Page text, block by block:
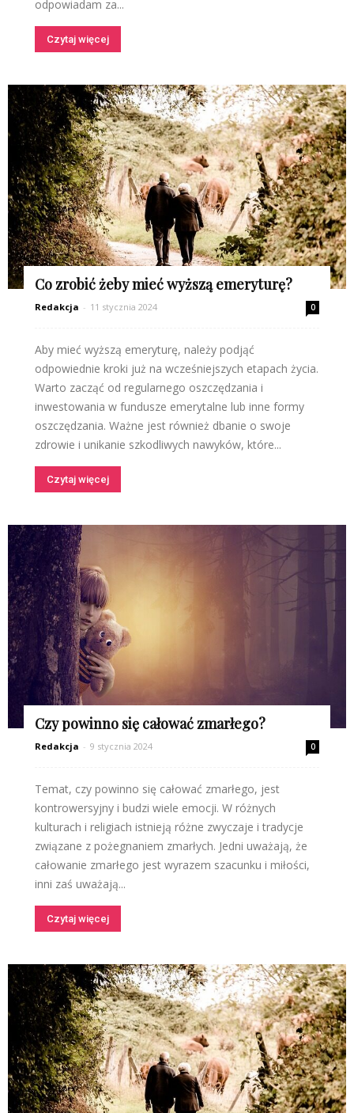
odpowiadam za...
Czytaj więcej
Co zrobić żeby mieć wyższą emeryturę?
Redakcja - 11 stycznia 2024 0
Aby mieć wyższą emeryturę, należy podjąć
odpowiednie kroki już na wcześniejszych etapach życia.
Warto zacząć od regularnego oszczędzania i
inwestowania w fundusze emerytalne lub inne formy
oszczędzania. Ważne jest również dbanie o swoje
zdrowie i unikanie szkodliwych nawyków, które...
Czytaj więcej
Czy powinno się całować zmarłego?
Redakcja - 9 stycznia 2024 0
Temat, czy powinno się całować zmarłego, jest
kontrowersyjny i budzi wiele emocji. W różnych
kulturach i religiach istnieją różne zwyczaje i tradycje
związane z pożegnaniem zmarłych. Jedni uważają, że
całowanie zmarłego jest wyrazem szacunku i miłości,
inni zaś uważają...
Czytaj więcej